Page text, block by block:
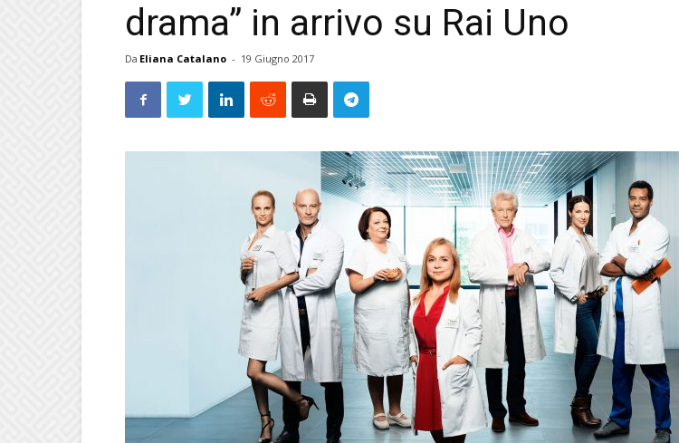
drama” in arrivo su Rai Uno
Da Eliana Catalano - 19 Giugno 2017